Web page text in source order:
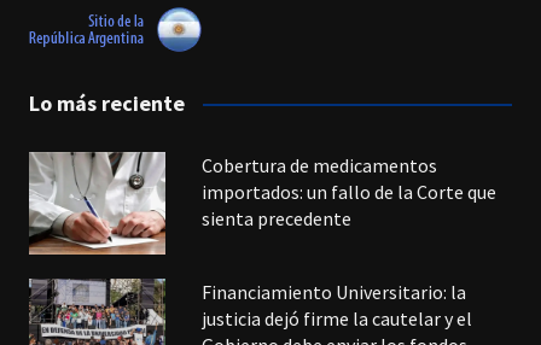
Lo más reciente
Cobertura de medicamentos
importados: un fallo de la Corte que
sienta precedente
Financiamiento Universitario: la
justicia dejó firme la cautelar y el